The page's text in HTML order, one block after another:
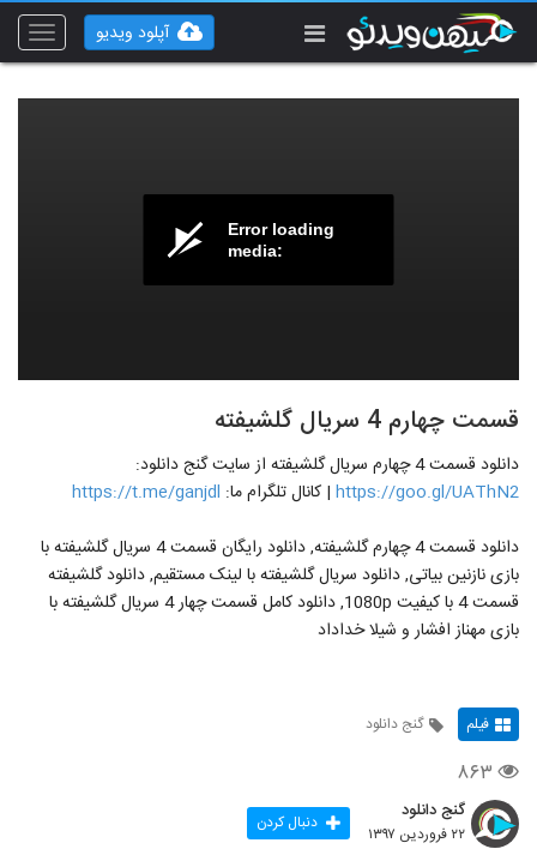
Toggle
آپلود ویدیو
Error loading
media:
قسمت چهارم 4 سریال گلشیفته
دانلود قسمت 4 چهارم سریال گلشیفته از سایت گنج دانلود:
https://goo.gl/UAThN2 | کانال تلگرام ما: https://t.me/ganjdl
دانلود قسمت 4 چهارم گلشیفته, دانلود رایگان قسمت 4 سریال گلشیفته با
بازی نازنین بیاتی, دانلود سریال گلشیفته با لینک مستقیم, دانلود گلشیفته
قسمت 4 با کیفیت 1080p, دانلود کامل قسمت چهار 4 سریال گلشیفته با
بازی مهناز افشار و شیلا خداداد
فیلم گنج دانلود
۸۶۳
گنج دانلود
۲۲ فروردین ۱۳۹۷ دنبال کردن